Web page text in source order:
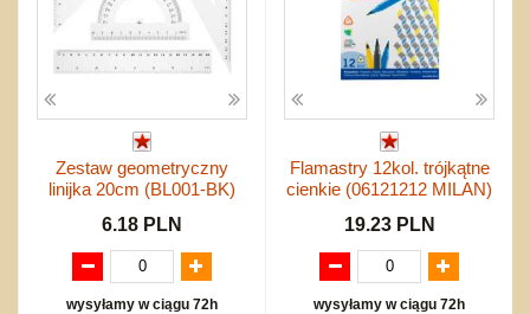
Zestaw geometryczny
linijka 20cm (BL001-BK)
6.18 PLN
wysyłamy w ciągu 72h
Flamastry 12kol. trójkątne
cienkie (06121212 MILAN)
19.23 PLN
wysyłamy w ciągu 72h